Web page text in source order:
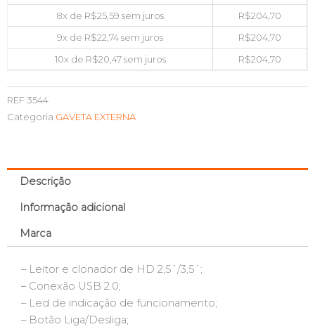
8x de R$25,59 sem juros R$204,70
9x de R$22,74sem juros R$204,70
10x de R$20,47sem juros R$204,70
REF3544
Categoria GAVETA EXTERNA
Descrição
Informação adicional
Marca
– Leitor e clonador de HD 2,5´/3,5´;
– Conexão USB 2.0;
– Led de indicação de funcionamento;
– Botão Liga/Desliga;